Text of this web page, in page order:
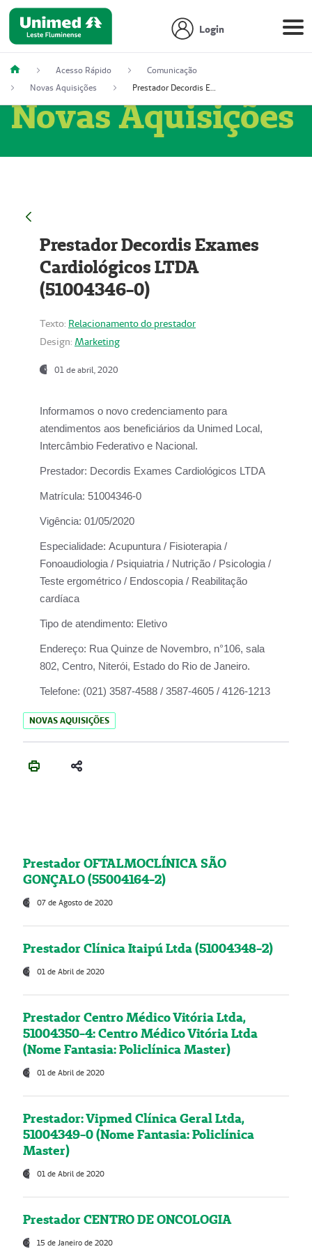
Login
Acesso Rápido
Comunicação
Novas Aquisições
Prestador Decordis Exames Cardiológicos LTDA (51004346-0)
Novas Aquisições
Prestador Decordis Exames
Cardiológicos LTDA
(51004346-0)
Texto: Relacionamento do prestador
Design: Marketing
01 de abril, 2020
Informamos o novo credenciamento para
atendimentos aos beneficiários da Unimed Local,
Intercâmbio Federativo e Nacional.
Prestador: Decordis Exames Cardiológicos LTDA
Matrícula: 51004346-0
Vigência: 01/05/2020
Especialidade: Acupuntura / Fisioterapia /
Fonoaudiologia / Psiquiatria / Nutrição / Psicologia /
Teste ergométrico / Endoscopia / Reabilitação
cardíaca
Tipo de atendimento: Eletivo
Endereço: Rua Quinze de Novembro, n°106, sala
802, Centro, Niterói, Estado do Rio de Janeiro.
Telefone: (021) 3587-4588 / 3587-4605 / 4126-1213
NOVAS AQUISIÇÕES
Prestador OFTALMOCLÍNICA SÃO
GONÇALO (55004164-2)
07 de Agosto de 2020
Prestador Clínica Itaipú Ltda (51004348-2)
01 de Abril de 2020
Prestador Centro Médico Vitória Ltda,
51004350-4: Centro Médico Vitória Ltda
(Nome Fantasia: Policlínica Master)
01 de Abril de 2020
Prestador: Vipmed Clínica Geral Ltda,
51004349-0 (Nome Fantasia: Policlínica
Master)
01 de Abril de 2020
Prestador CENTRO DE ONCOLOGIA
15 de Janeiro de 2020